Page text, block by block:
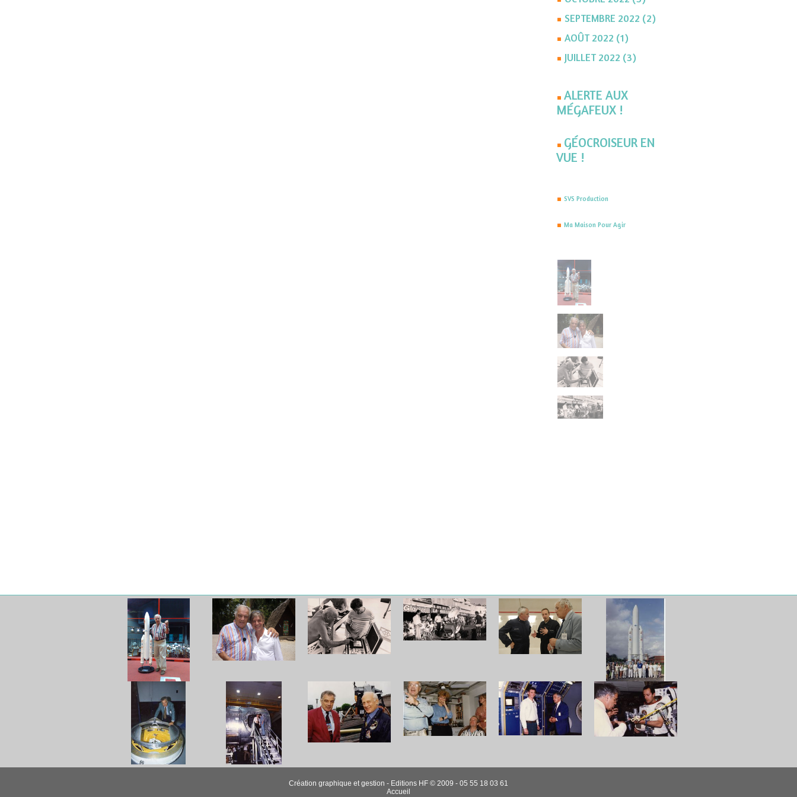
SEPTEMBRE 2022 (2)
AOÛT 2022 (1)
JUILLET 2022 (3)
ALERTE AUX
MÉGAFEUX !
GÉOCROISEUR EN
VUE !
SVS Production
Ma Maison Pour Agir
Création graphique et gestion - Editions HF © 2009 - 05 55 18 03 61
Accueil